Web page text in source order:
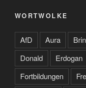
WORTWOLKE
AfD Aura
Donald
Erdogan
Fortbildungen